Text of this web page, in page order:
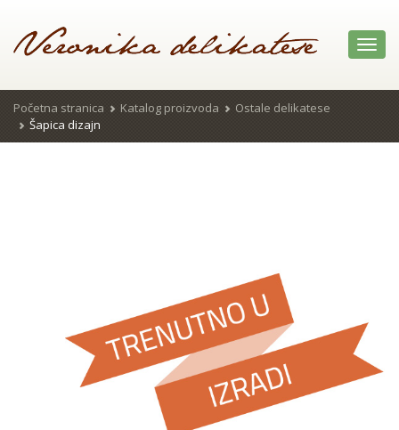
Početna stranica Katalog proizvoda
Ostale delikatese
Šapica dizajn